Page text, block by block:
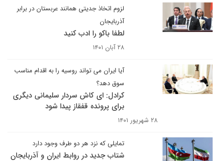
لزوم اتخاذ جدیتی همانند عربستان در برابر
آذربایجان
لطفا باکو را ادب کنید
۲۸ آبان ۱۴۰۱
آیا ایران می تواند روسیه را به اقدام مناسب
سوق دهد؟
کرادل: ای کاش سردار سلیمانی دیگری
برای پرونده قفقاز پیدا شود
۲۸ شهریور ۱۴۰۱
تمایلی که نزد هر دو طرف وجود دارد
شتاب جدید در روابط ایران و آذربایجان